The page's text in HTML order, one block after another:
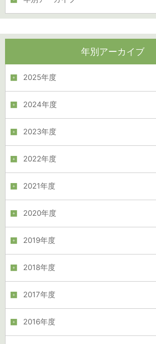
年別アーカイブ
2025年度
2024年度
2023年度
2022年度
2021年度
2020年度
2019年度
2018年度
2017年度
2016年度